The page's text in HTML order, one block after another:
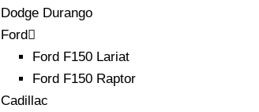
Dodge Durango
Ford
Ford F150 Lariat
Ford F150 Raptor
Cadillac